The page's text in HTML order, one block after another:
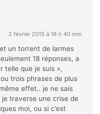
2 février 2015 à 16 h 40 min
un torrent de larmes
18 réponses, a
telle que je suis »,
trois phrases de plus
effet.. je ne sais
je traverse une crise de
moi, ou si c’est